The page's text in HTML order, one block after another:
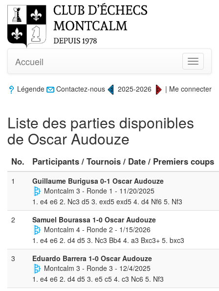
Toggle
Accueil
Légende Contactez-nous 2025-2026 | Me connecter
Liste des parties disponibles
de Oscar Audouze
No. Participants / Tournois / Date / Premiers coups
1
Guillaume Burigusa 0-1 Oscar Audouze
Montcalm 3 - Ronde 1 - 11/20/2025
1. e4 e6 2. Nc3 d5 3. exd5 exd5 4. d4 Nf6 5. Nf3
2
Samuel Bourassa 1-0 Oscar Audouze
Montcalm 4 - Ronde 2 - 1/15/2026
1. e4 e6 2. d4 d5 3. Nc3 Bb4 4. a3 Bxc3+ 5. bxc3
3
Eduardo Barrera 1-0 Oscar Audouze
Montcalm 3 - Ronde 3 - 12/4/2025
1. e4 e6 2. d4 d5 3. e5 c5 4. c3 Nc6 5. Nf3